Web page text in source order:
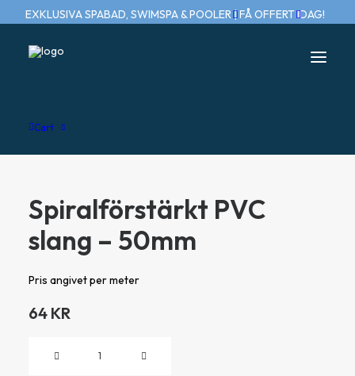
EXKLUSIVA SPABAD, SWIMSPA & POOLER | FÅ OFFERT IDAG!
Cart
Home
Spiralförstärkt PVC
slang – 50mm
Pris angivet per meter
64 KR